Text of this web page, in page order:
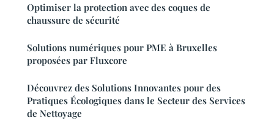
Optimiser la protection avec des coques de
chaussure de sécurité
Solutions numériques pour PME à Bruxelles
proposées par Fluxcore
Découvrez des Solutions Innovantes pour des
Pratiques Écologiques dans le Secteur des Services
de Nettoyage